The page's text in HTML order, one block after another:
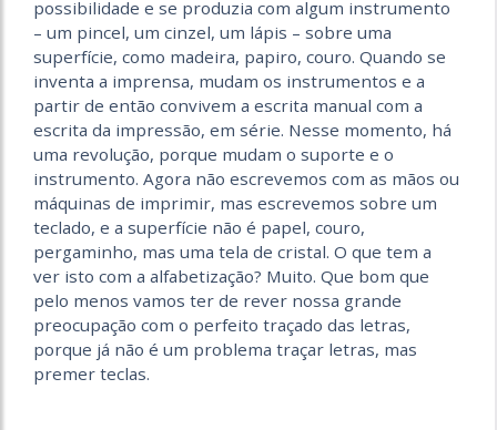
possibilidade e se produzia com algum instrumento
– um pincel, um cinzel, um lápis – sobre uma
superfície, como madeira, papiro, couro. Quando se
inventa a imprensa, mudam os instrumentos e a
partir de então convivem a escrita manual com a
escrita da impressão, em série. Nesse momento, há
uma revolução, porque mudam o suporte e o
instrumento. Agora não escrevemos com as mãos ou
máquinas de imprimir, mas escrevemos sobre um
teclado, e a superfície não é papel, couro,
pergaminho, mas uma tela de cristal. O que tem a
ver isto com a alfabetização? Muito. Que bom que
pelo menos vamos ter de rever nossa grande
preocupação com o perfeito traçado das letras,
porque já não é um problema traçar letras, mas
premer teclas.